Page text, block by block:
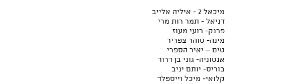
מיכאל 2 - איליה אלייב
דניאל - תמר רות מרי
פרנק- רועי מעוז
מינה- טוהר צפריר
טים – יאיר הספרי
אנטוניה- גוני בן דרור
בוריס- יותם יניב
קלואי- מיכל וייספלד